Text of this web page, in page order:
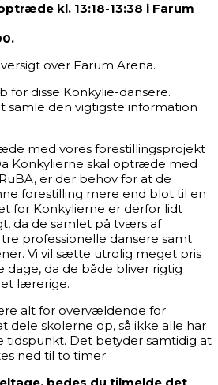
kl. 13:18-13:38 i Farum
over Farum Arena.
for disse Konkylie-dansere.
samle den vigtigste information
med vores forestillingsprojekt
Konkylierne skal optræde med
er der behov for at de
forestilling mere end blot til en
for Konkylierne er derfor lidt
da de samlet på tværs af
professionelle dansere samt
Vi vil sætte utrolig meget pris
dage, da de både bliver rigtig
lærerige.
alt for overvældende for
dele skolerne op, så ikke alle har
tidspunkt. Det betyder samtidig at
ned til to timer.